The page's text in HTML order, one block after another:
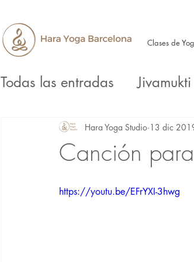
Clases de
Todas las entradas Jivamukti
Yin Yoga Ayurveda
Canción
Hara Yoga Studio 13 dic
https://youtu.be/EFrYXI-3hwg